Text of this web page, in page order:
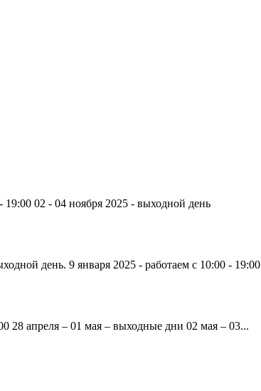
19:00 02 - 04 ноября 2025 - выходной день
день. 9 января 2025 - работаем с 10:00 - 19:00
28 апреля – 01 мая – выходные дни 02 мая – 03...